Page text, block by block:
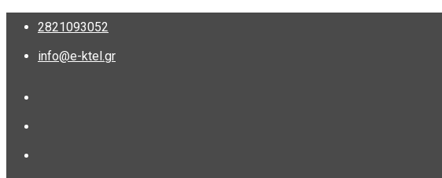
2821093052
info@e-ktel.gr